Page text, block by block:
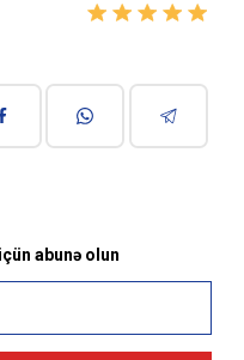
abunə olun